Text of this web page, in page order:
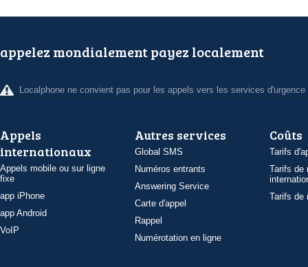
appelez mondialement payez localement
Localphone ne convient pas pour les appels vers les services d'urgence
Appels
internationaux
Appels mobile ou sur ligne
fixe
app iPhone
app Android
VoIP
Autres services
Global SMS
Numéros entrants
Answering Service
Carte d'appel
Rappel
Numérotation en ligne
Coûts
Tarifs
Tarifs de
Tarifs de